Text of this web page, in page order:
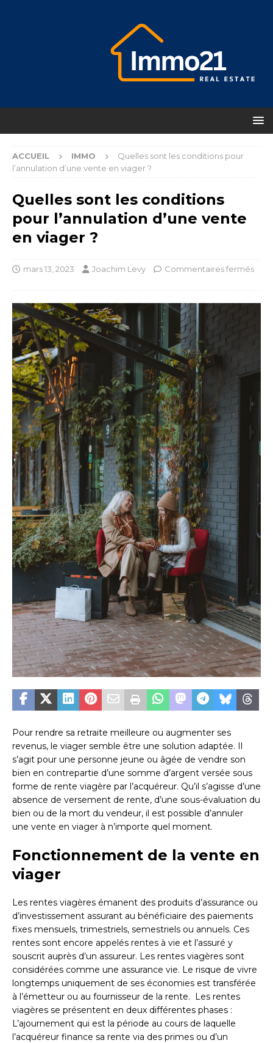
ACCUEIL IMMO
Quelles sont les conditions pour
l’annulation d’une vente en viager ?
Quelles sont les conditions
pour l’annulation d’une vente
en viager ?
mars 13, 2023 Joachim Levy Commentaires fermés
Pour rendre sa retraite meilleure ou augmenter ses
revenus, le viager semble être une solution adaptée. Il
s’agit pour une personne jeune ou âgée de vendre son
bien en contrepartie d’une somme d’argent versée sous
forme de rente viagère par l’acquéreur. Qu’il s’agisse d’une
absence de versement de rente, d’une sous-évaluation du
bien ou de la mort du vendeur, il est possible d’annuler
une vente en viager à n’importe quel moment.
Fonctionnement de la vente en
viager
Les rentes viagères émanent des produits d’assurance ou
d’investissement assurant au bénéficiaire des paiements
fixes mensuels, trimestriels, semestriels ou annuels. Ces
rentes sont encore appelés rentes à vie et l’assuré y
souscrit auprès d’un assureur. Les rentes viagères sont
considérées comme une assurance vie. Le risque de vivre
longtemps uniquement de ses économies est transférée
à l’émetteur ou au fournisseur de la rente. Les rentes
viagères se présentent en deux différentes phases :
L’ajournement qui est la période au cours de laquelle
l’acquéreur finance sa rente via des primes ou d’un